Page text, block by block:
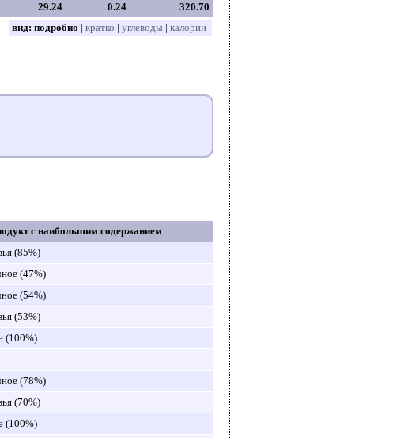
29.24 0.24
320.70
вид: подробно | кратко | углеводы | калории
с наибольшим содержанием
(85%)
(47%)
(54%)
(53%)
(100%)
(78%)
(70%)
(100%)